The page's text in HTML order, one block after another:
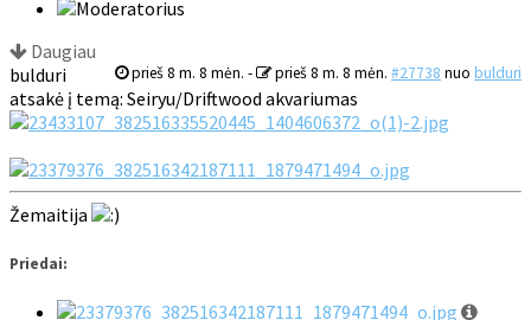
Daugiau
prieš 8 m. 8 mėn. - prieš 8 m. 8 mėn. #27738 nuo bulduri
bulduri
atsakė į temą: Seiryu/Driftwood akvariumas
Žemaitija
Priedai: